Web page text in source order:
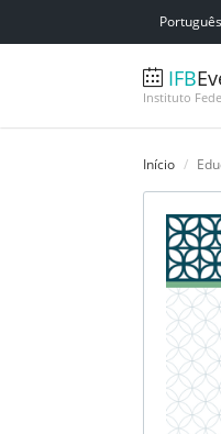
Português
IFB
Instituto
Início